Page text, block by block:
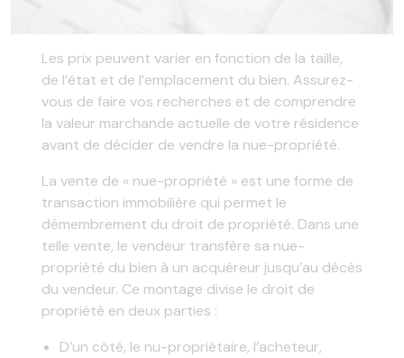
Les prix peuvent varier en fonction de la taille,
de l’état et de l’emplacement du bien. Assurez-
vous de faire vos recherches et de comprendre
la valeur marchande actuelle de votre résidence
avant de décider de vendre la nue-propriété.
La vente de « nue-propriété » est une forme de
transaction immobilière qui permet le
démembrement du droit de propriété. Dans une
telle vente, le vendeur transfère sa nue-
propriété du bien à un acquéreur jusqu’au décès
du vendeur. Ce montage divise le droit de
propriété en deux parties :
D’un côté, le nu-propriétaire, l’acheteur,